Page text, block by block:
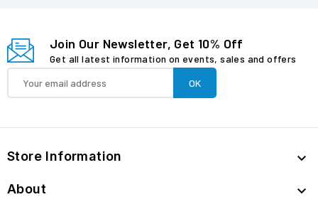
Join Our Newsletter, Get 10% Off
Get all latest information on events, sales and offers
Store Information 
About 